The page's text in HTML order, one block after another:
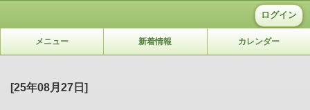
ログイン
メニュー 新着情報 カレンダー
[25年08月27日]